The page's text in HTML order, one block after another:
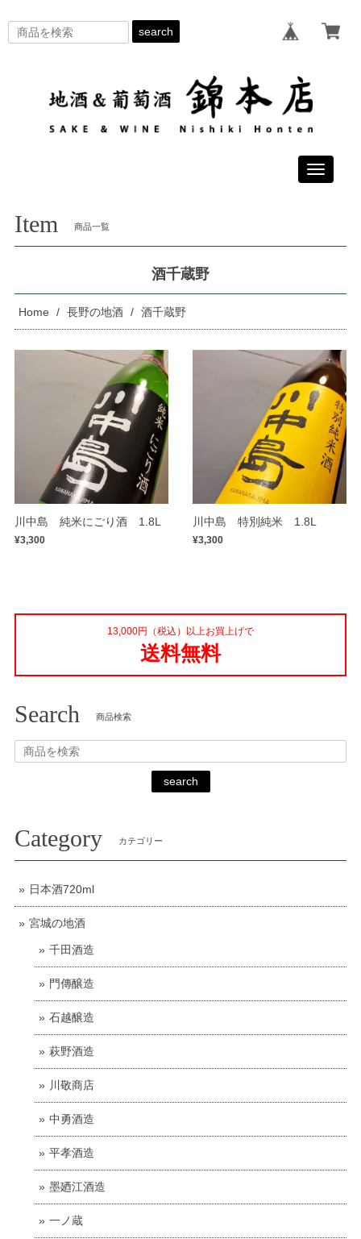
search
Toggle
Item 商品一覧
酒千蔵野
Home 長野の地酒 酒千蔵野
川中島 純米にごり酒 1.8L
¥3,300
川中島 特別純米 1.8L
¥3,300
13,000円（税込）以上お買上げで
送料無料
Search 商品検索
search
Category カテゴリー
日本酒720ml
宮城の地酒
千田酒造
門傳醸造
石越醸造
萩野酒造
川敬商店
中勇酒造
平孝酒造
墨廼江酒造
一ノ蔵